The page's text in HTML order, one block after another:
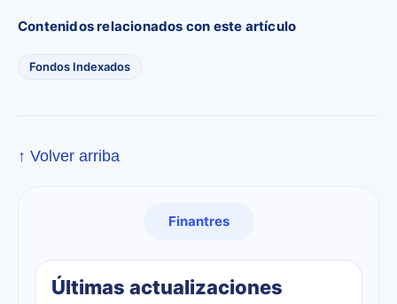
Contenidos relacionados con este artículo
Fondos Indexados
↑ Volver arriba
Finantres
Últimas actualizaciones